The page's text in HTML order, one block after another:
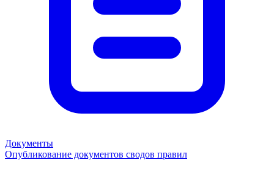
Документы
Опубликование документов сводов правил